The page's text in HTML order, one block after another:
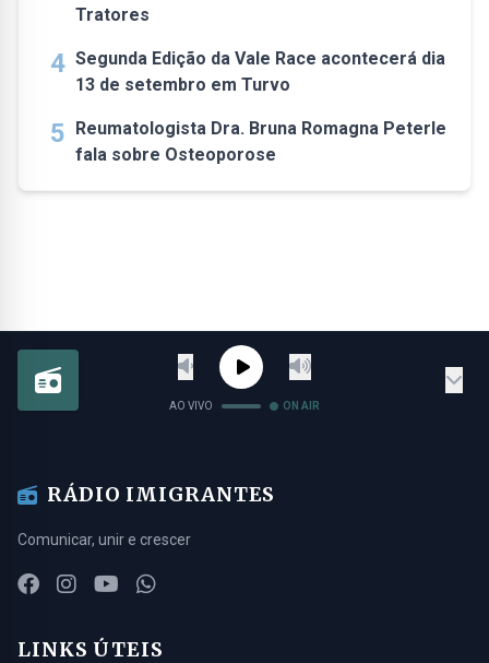
Tratores
4 Segunda Edição da Vale Race acontecerá dia
13 de setembro em Turvo
5 Reumatologista Dra. Bruna Romagna Peterle
fala sobre Osteoporose
AO VIVO ON AIR
RÁDIO IMIGRANTES
Comunicar, unir e crescer
LINKS ÚTEIS